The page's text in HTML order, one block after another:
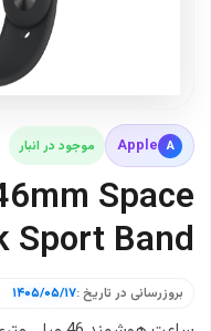
A
Apple موجود در انبار
Space
Sport Band
بروزرسانی در تاریخ :۱۴۰۵/۰۵/۱۷